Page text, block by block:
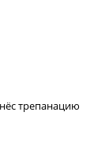
трепанацию